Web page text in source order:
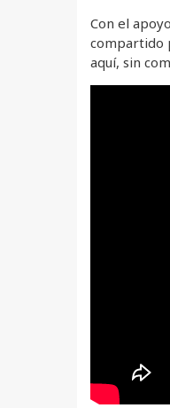
Con el
compartido
aquí, sin